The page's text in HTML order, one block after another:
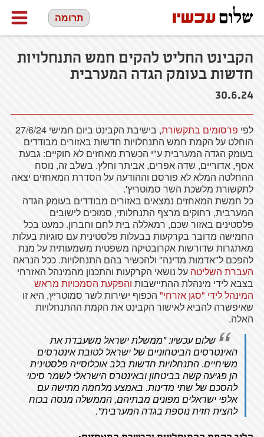
תרומה
הקבינט החליט להקים חמש התנחלויות
חדשות בעומק הגדה המערבית
30.6.24
לפי פרסומים בתקשורת
, בישיבת הקבינט ביום חמישי 27/6/24
הוחלט על הקמת חמש התנחלויות חדשות באזורים מבודדים
בעומק הגדה המערבית ע"י הכשרת מאחזים לא חוקיים: גבעת
אסף, אדוריים, שדה אפרים, אביתר וחלץ. בשלב זה, נוסח
ההחלטה המלא לא פורסם וההודעה על הסדרת המאחזים יצאה
לתקשורת מלשכת השר סמוטריץ'.
כל חמשת המאחזים נמצאים באזורים מבודדים בעומק הגדה
המערבית, רחוקים מרצף התנחלותי, סמוכים לישובים
פלסטינים באזור שכם, רמאללה בית לחם וחברון. כמעט בכל
החמישה מדובר בקרקעות בבעלות פלסטינית עם סוגיות בעלות
מאתגרות שדורשות אקרובטיקה משפטית משמעותית על מנת
להפכם ל"אדמות מדינה" ולהכשיר בהם התנחלויות. ככל הנראה
העברת השליטה על נושאי הקרקעות והתכנון מהמינהל האזרחי
בצבא לידי מינהלת ההתיישבות והפקעת הסמכויות מראש
המינהל לידי "סגן אזרחי"הכפוף ישירות לשר סמוטריץ, היא זו
שאיפשרה להביא לאישור הקבינט את הקמת ההתנחלויות
האלה.
שלום עכשיו: "ממשלת ישראל משעבדת את
האינטרסים הביטחוניים של ישראל לטובת אינטרסים
משיחיים. התנחלויות חדשות בלב אוכלוסייה פלסטינית
הן פגיעה קשה בביטחון ובאינטרס הישראלי לשמר סיכוי
להסכם של שתי מדינות. באמצע מלחמה מתישה עם
אלפי ישראלים מפונים מבתיהם, הממשלה מנסה בכוח
להצית חזית נוספת בגדה המערבית".